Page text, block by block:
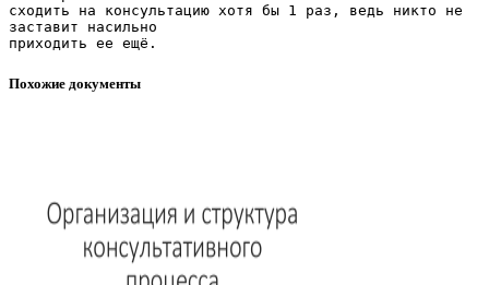
сходить на консультацию хотя бы 1 раз, ведь никто не
заставит насильно
Похожие документы